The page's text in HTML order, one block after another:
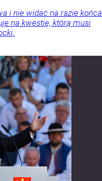
i nie widać na razie końca
na kwestię, którą musi